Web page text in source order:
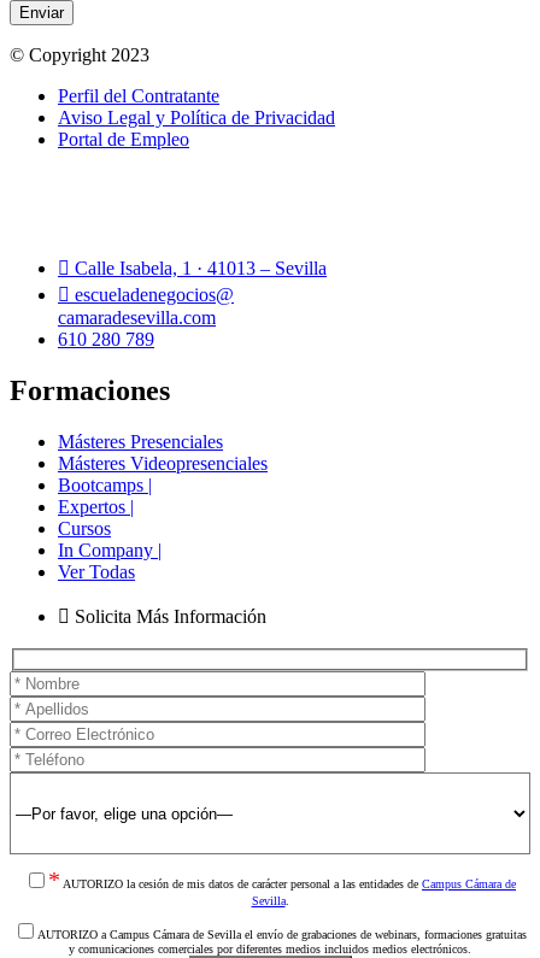
Enviar
© Copyright 2023
Perfil del Contratante
Aviso Legal y Política de Privacidad
Portal de Empleo
Calle Isabela, 1 · 41013 – Sevilla
escueladenegocios@
camaradesevilla.com
610 280 789
Formaciones
Másteres Presenciales
Másteres Videopresenciales
Bootcamps |
Expertos |
Cursos
In Company |
Ver Todas
Solicita Más Información
* AUTORIZO la cesión de mis datos de carácter personal a las entidades de Campus Cámara de
Sevilla.
AUTORIZO a Campus Cámara de Sevilla el envío de grabaciones de webinars, formaciones gratuitas
y comunicaciones comerciales por diferentes medios incluidos medios electrónicos.